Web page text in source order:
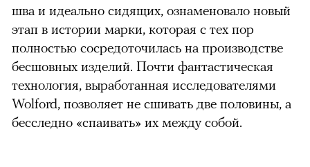
шва и идеально сидящих, ознаменовало новый
этап в истории марки, которая с тех пор
полностью сосредоточилась на производстве
бесшовных изделий. Почти фантастическая
технология, выработанная исследователями
Wolford, позволяет не сшивать две половины, а
бесследно «спаивать» их между собой.